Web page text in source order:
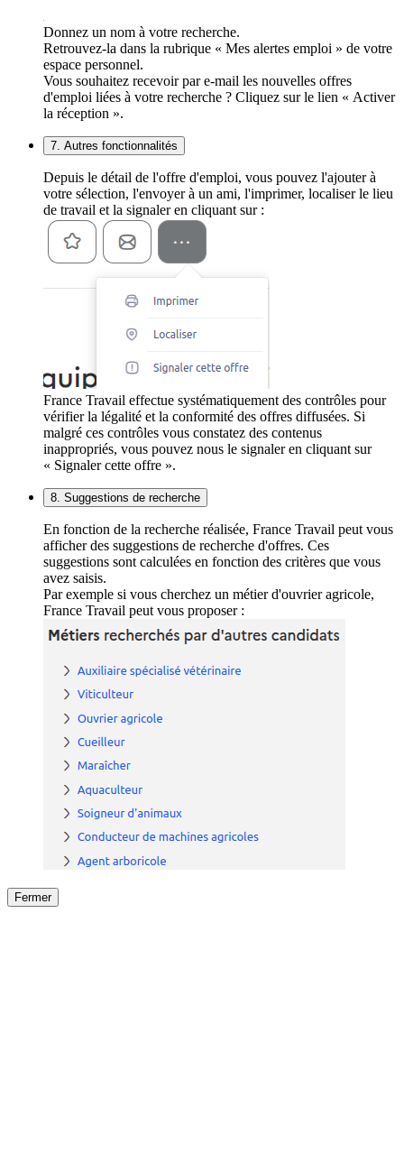
Donnez un nom à votre recherche.
Retrouvez-la dans la rubrique « Mes alertes emploi » de votre
espace personnel.
Vous souhaitez recevoir par e-mail les nouvelles offres
d'emploi liées à votre recherche ? Cliquez sur le lien « Activer
la réception ».
7. Autres fonctionnalités
Depuis le détail de l'offre d'emploi, vous pouvez l'ajouter à
votre sélection, l'envoyer à un ami, l'imprimer, localiser le lieu
de travail et la signaler en cliquant sur :
France Travail effectue systématiquement des contrôles pour
vérifier la légalité et la conformité des offres diffusées. Si
malgré ces contrôles vous constatez des contenus
inappropriés, vous pouvez nous le signaler en cliquant sur
« Signaler cette offre ».
8. Suggestions de recherche
En fonction de la recherche réalisée, France Travail peut vous
afficher des suggestions de recherche d'offres. Ces
suggestions sont calculées en fonction des critères que vous
avez saisis.
Par exemple si vous cherchez un métier d'ouvrier agricole,
France Travail peut vous proposer :
Fermer